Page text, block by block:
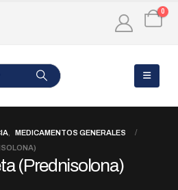
0
MEDICAMENTOS GENERALES
(Prednisolona)